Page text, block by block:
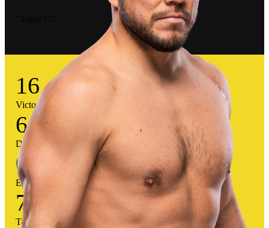
16
Victorias
6
Derrotas
0
Empates
73
Tasa victoria